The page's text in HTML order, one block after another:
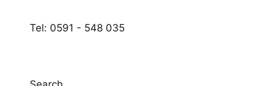
Tel: 0591 - 548 035